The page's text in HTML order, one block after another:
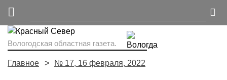
Вологодская областная газета.
Главное № 17, 16 февраля, 2022